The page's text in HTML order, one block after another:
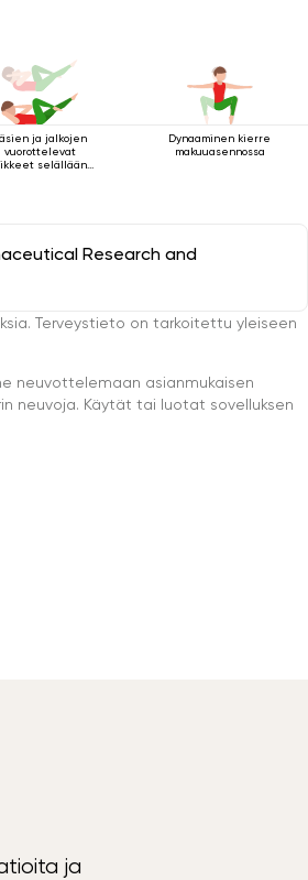
ja jalkojen
vuorottelevat
selällään
Dynaaminen kierre
makuuasennossa
Research and
Terveystieto on tarkoitettu yleiseen
neuvottelemaan asianmukaisen
neuvoja. Käytät tai luotat sovelluksen
ja